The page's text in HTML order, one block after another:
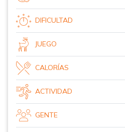
DIFICULTAD
JUEGO
CALORÍAS
ACTIVIDAD
GENTE